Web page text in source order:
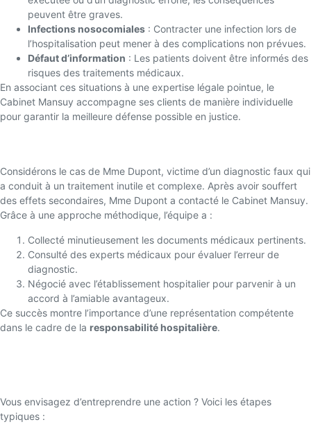
peuvent être graves.
Infections nosocomiales : Contracter une infection lors de
l’hospitalisation peut mener à des complications non prévues.
Défaut d’information : Les patients doivent être informés des
risques des traitements médicaux.
En associant ces situations à une expertise légale pointue, le
Cabinet Mansuy accompagne ses clients de manière individuelle
pour garantir la meilleure défense possible en justice.
Considérons le cas de Mme Dupont, victime d’un diagnostic faux qui
a conduit à un traitement inutile et complexe. Après avoir souffert
des effets secondaires, Mme Dupont a contacté le Cabinet Mansuy.
Grâce à une approche méthodique, l’équipe a :
Collecté minutieusement les documents médicaux pertinents.
Consulté des experts médicaux pour évaluer l’erreur de
diagnostic.
Négocié avec l’établissement hospitalier pour parvenir à un
accord à l’amiable avantageux.
Ce succès montre l’importance d’une représentation compétente
dans le cadre de la responsabilité hospitalière.
Vous envisagez d’entreprendre une action ? Voici les étapes
typiques :